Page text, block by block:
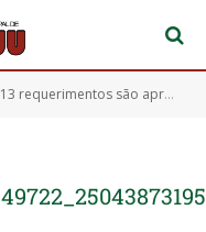
13 requerimentos são aprovados na sessão ordinária desta sexta-feira (04)